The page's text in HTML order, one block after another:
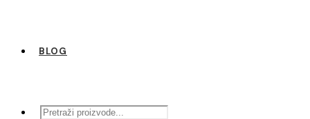
BLOG
Products